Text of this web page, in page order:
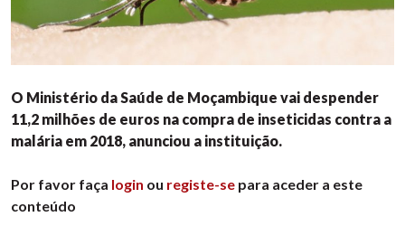
O Ministério da Saúde de Moçambique vai despender
11,2 milhões de euros na compra de inseticidas contra a
malária em 2018, anunciou a instituição.
Por favor faça login ou registe-se para aceder a este
conteúdo